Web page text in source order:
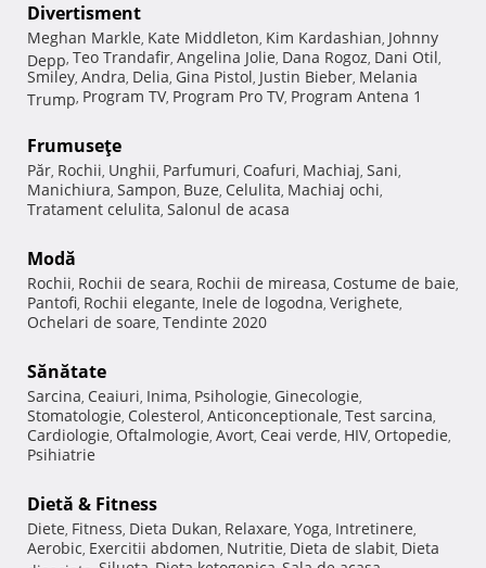
Divertisment
Meghan Markle, Kate Middleton, Kim Kardashian, Johnny
Depp, Teo Trandafir, Angelina Jolie, Dana Rogoz, Dani Otil,
Smiley, Andra, Delia, Gina Pistol, Justin Bieber, Melania
Trump, Program TV, Program Pro TV, Program Antena 1
Frumuseţe
Păr, Rochii, Unghii, Parfumuri, Coafuri, Machiaj, Sani,
Manichiura, Sampon, Buze, Celulita, Machiaj ochi,
Tratament celulita, Salonul de acasa
Modă
Rochii, Rochii de seara, Rochii de mireasa, Costume de baie,
Pantofi, Rochii elegante, Inele de logodna, Verighete,
Ochelari de soare, Tendinte 2020
Sănătate
Sarcina, Ceaiuri, Inima, Psihologie, Ginecologie,
Stomatologie, Colesterol, Anticonceptionale, Test sarcina,
Cardiologie, Oftalmologie, Avort, Ceai verde, HIV, Ortopedie,
Psihiatrie
Dietă & Fitness
Diete, Fitness, Dieta Dukan, Relaxare, Yoga, Intretinere,
Aerobic, Exercitii abdomen, Nutritie, Dieta de slabit, Dieta